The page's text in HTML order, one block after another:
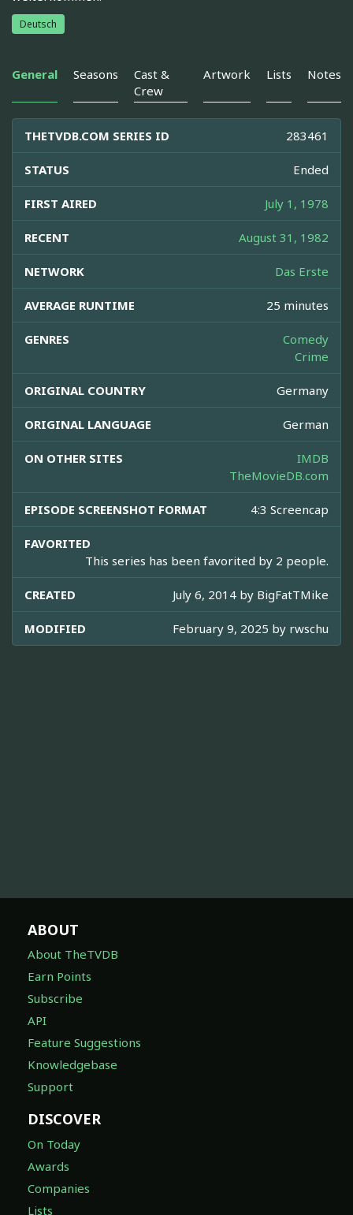
Deutsch
General Seasons
Cast &
Crew
Artwork Lists Notes
THETVDB.COM SERIES ID 283461
STATUS Ended
FIRST AIRED July 1, 1978
RECENT August 31, 1982
NETWORK Das Erste
AVERAGE RUNTIME 25 minutes
GENRES
Comedy
Crime
ORIGINAL COUNTRY Germany
ORIGINAL LANGUAGE German
ON OTHER SITES
IMDB
TheMovieDB.com
EPISODE SCREENSHOT FORMAT 4:3 Screencap
FAVORITED
This series has been favorited by 2 people.
CREATED July 6, 2014 by BigFatTMike
MODIFIED February 9, 2025 by rwschu
ABOUT
About TheTVDB
Earn Points
Subscribe
API
Feature Suggestions
Knowledgebase
Support
DISCOVER
On Today
Awards
Companies
Lists